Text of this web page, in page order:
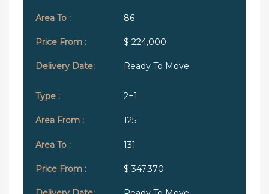
86
$ 224,000
Ready To Move
2+1
125
131
$ 347,370